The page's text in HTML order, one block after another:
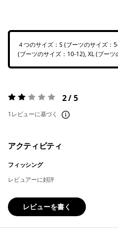
４つのサイズ：S (ブーツのサイズ：
(ブーツのサイズ：10-12), XL (ブー
評価:2 / 5 2 / 5
1レビューに基づく
アクティビティ
フィッシング
レビュアーに好評
レビューを書く